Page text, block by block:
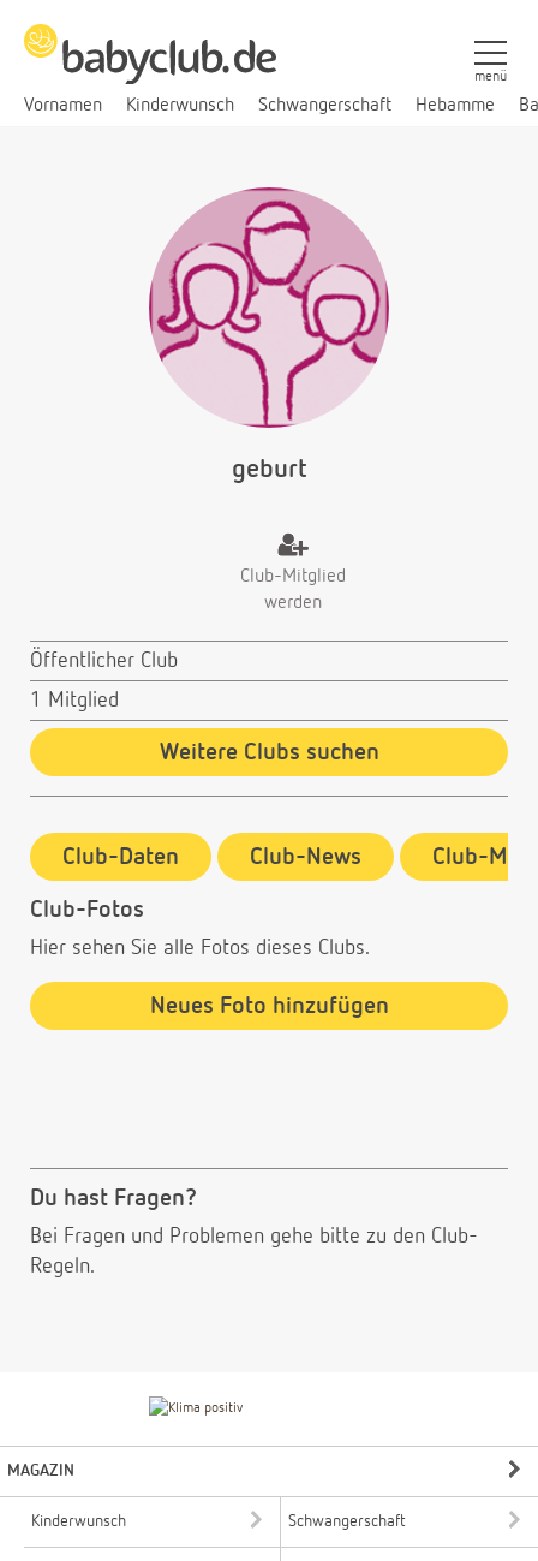
Vornamen Kinderwunsch Schwangerschaft Hebamme
menü
geburt
Club-Mitglied
werden
Öffentlicher Club
1 Mitglied
Weitere Clubs suchen
Club-Daten Club-News Club-
Club-Fotos
Hier sehen Sie alle Fotos dieses Clubs.
Neues Foto hinzufügen
Du hast Fragen?
Bei Fragen und Problemen gehe bitte zu den Club-
Regeln.
MAGAZIN
Kinderwunsch Schwangerschaft